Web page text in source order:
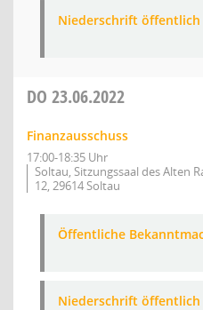
Niederschrift öffentlich
DO 23.06.2022
Finanzausschuss
17:00-18:35 Uhr
Soltau, Sitzungssaal des Alten
12, 29614 Soltau
Öffentliche
Niederschrift öffentlich